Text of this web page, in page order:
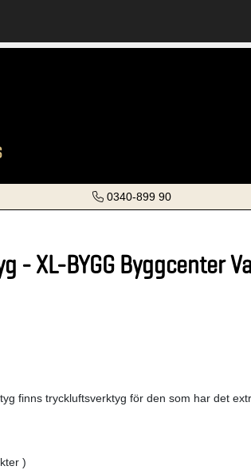
0340-899 90
- XL-BYGG Byggcenter
finns tryckluftsverktyg för den som har det
)